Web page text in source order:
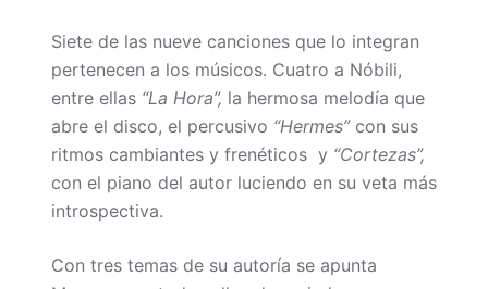
Siete de las nueve canciones que lo integran
pertenecen a los músicos. Cuatro a Nóbili,
entre ellas “La Hora”, la hermosa melodía que
abre el disco, el percusivo “Hermes”con sus
ritmos cambiantes y frenéticos y “Cortezas”,
con el piano del autor luciendo en su veta más
introspectiva.
Con tres temas de su autoría se apunta